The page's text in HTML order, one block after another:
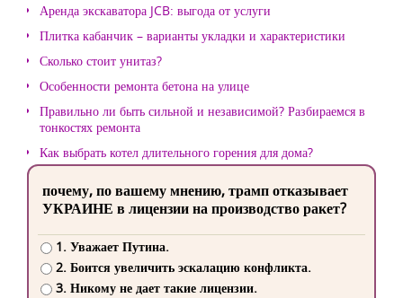
Аренда экскаватора JCB: выгода от услуги
Плитка кабанчик – варианты укладки и характеристики
Сколько стоит унитаз?
Особенности ремонта бетона на улице
Правильно ли быть сильной и независимой? Разбираемся в
тонкостях ремонта
Как выбрать котел длительного горения для дома?
почему, по вашему мнению, трамп отказывает
УКРАИНЕ в лицензии на производство ракет?
1. Уважает Путина.
2. Боится увеличить эскалацию конфликта.
3. Никому не дает такие лицензии.